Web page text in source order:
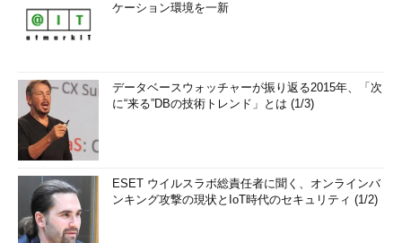
ケーション環境を一新
データベースウォッチャーが振り返る2015年、「次
に“来る”DBの技術トレンド」とは (1/3)
ESET ウイルスラボ総責任者に聞く、オンラインバ
ンキング攻撃の現状とIoT時代のセキュリティ (1/2)